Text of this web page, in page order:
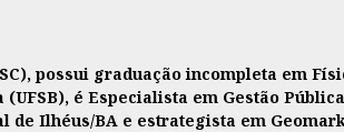
possui graduação incompleta em
é Especialista em Gestão
Ilhéus/BA e estrategista em